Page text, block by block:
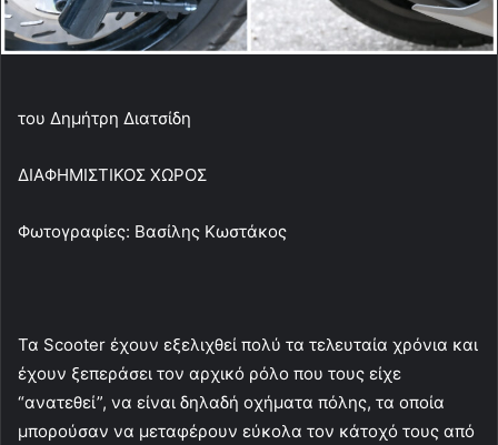
του Δημήτρη Διατσίδη
ΔΙΑΦΗΜΙΣΤΙΚΟΣ ΧΩΡΟΣ
Φωτογραφίες: Βασίλης Κωστάκος
Τα Scooter έχουν εξελιχθεί πολύ τα τελευταία χρόνια και
έχουν ξεπεράσει τον αρχικό ρόλο που τους είχε
“ανατεθεί”, να είναι δηλαδή οχήματα πόλης, τα οποία
μπορούσαν να μεταφέρουν εύκολα τον κάτοχό τους από